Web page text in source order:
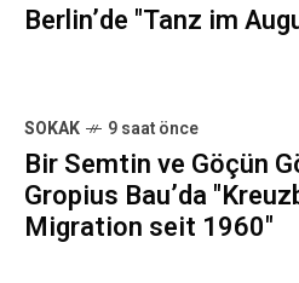
Berlin’de "Tanz im
SOKAK 9 saat önce
Bir Semtin ve Göçün
Gropius Bau’da
Migration seit 1960"